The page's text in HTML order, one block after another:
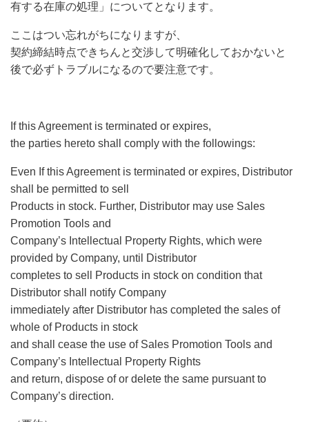
有する在庫の処理」についてとなります。
ここはつい忘れがちになりますが、
契約締結時点できちんと交渉して明確化しておかないと
後で必ずトラブルになるので要注意です。
If this Agreement is terminated or expires,
the parties hereto shall comply with the followings:
Even If this Agreement is terminated or expires, Distributor
shall be permitted to sell
Products in stock. Further, Distributor may use Sales
Promotion Tools and
Company’s Intellectual Property Rights, which were
provided by Company, until Distributor
completes to sell Products in stock on condition that
Distributor shall notify Company
immediately after Distributor has completed the sales of
whole of Products in stock
and shall cease the use of Sales Promotion Tools and
Company’s Intellectual Property Rights
and return, dispose of or delete the same pursuant to
Company’s direction.